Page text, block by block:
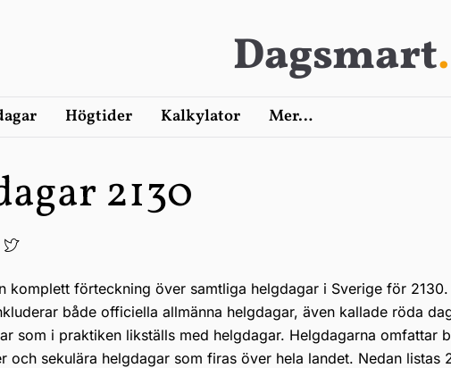
Dagsmart.
Högtider Kalkylator Mer…
2130
komplett förteckning över samtliga helgdagar i Sverige för 2130.
både officiella allmänna helgdagar, även kallade röda
som i praktiken likställs med helgdagar. Helgdagarna omfattar
och sekulära helgdagar som firas över hela landet. Nedan listas